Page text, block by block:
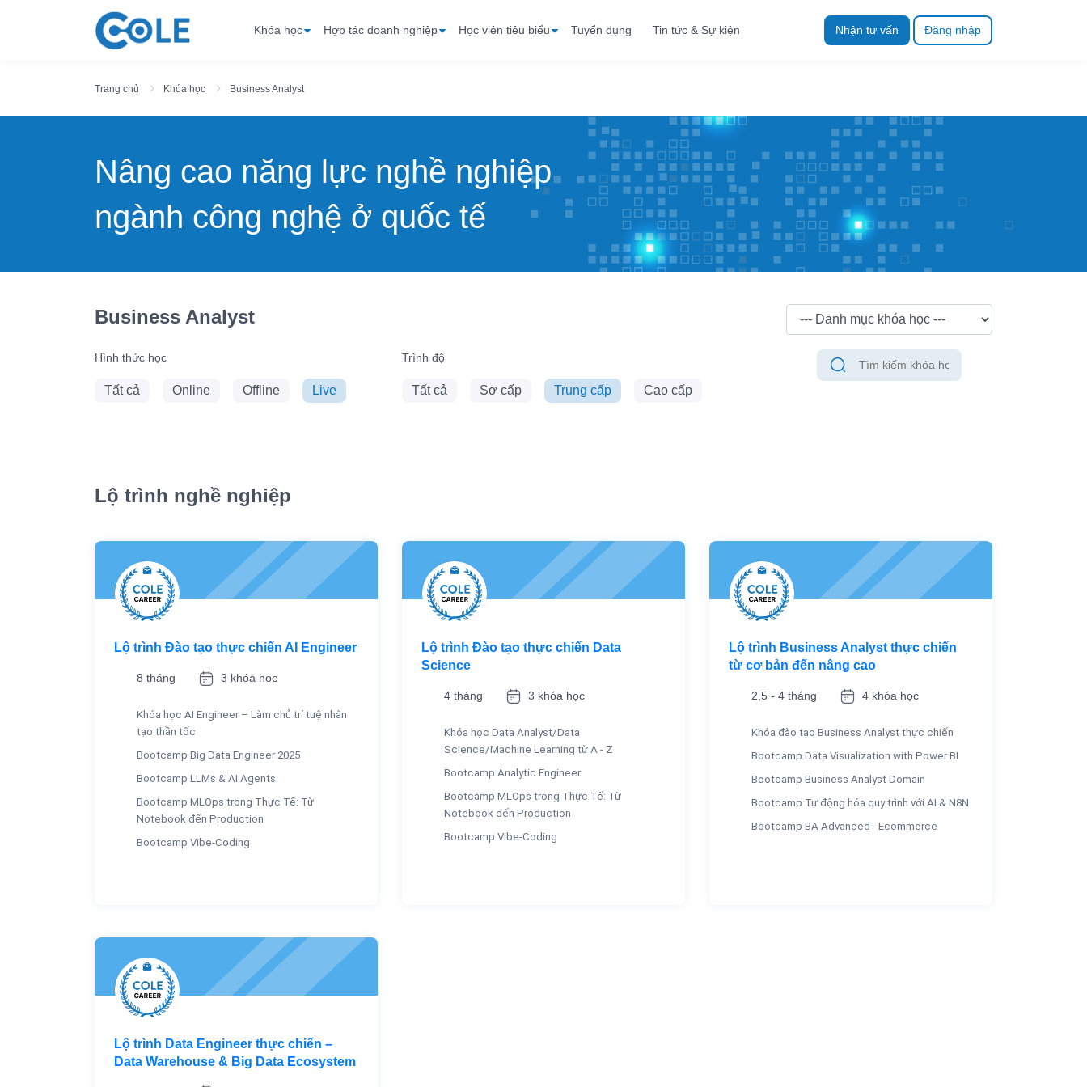
Khóa học Hợp tác doanh nghiệp Học viên tiêu biểu Tuyển dụng Tin tức & Sự kiện Nhận tư vấn Đăng nhập
Trang chủ Khóa học Business Analyst
Nâng cao năng lực nghề nghiệp
ngành công nghệ ở quốc tế
Business Analyst
Hình thức học
Tất cả Online Offline Live
Trình độ
Tất cả Sơ cấp Trung cấp Cao cấp
Lộ trình nghề nghiệp
Lộ trình Đào tạo thực chiến AI Engineer
8 tháng 3 khóa học
Khóa học AI Engineer – Làm chủ trí tuệ nhân
tạo thần tốc
Bootcamp Big Data Engineer 2025
Bootcamp LLMs & AI Agents
Bootcamp MLOps trong Thực Tế: Từ
Notebook đến Production
Bootcamp Vibe-Coding
Lộ trình Đào tạo thực chiến Data
Science
4 tháng 3 khóa học
Khóa học Data Analyst/Data
Science/Machine Learning từ A - Z
Bootcamp Analytic Engineer
Bootcamp MLOps trong Thực Tế: Từ
Notebook đến Production
Bootcamp Vibe-Coding
Lộ trình Business Analyst thực chiến
từ cơ bản đến nâng cao
2,5 - 4 tháng 4 khóa học
Khóa đào tạo Business Analyst thực chiến
Bootcamp Data Visualization with Power BI
Bootcamp Business Analyst Domain
Bootcamp Tự động hóa quy trình với AI & N8N
Bootcamp BA Advanced - Ecommerce
Lộ trình Data Engineer thực chiến –
Data Warehouse & Big Data Ecosystem